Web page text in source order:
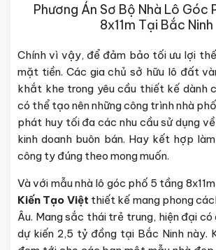
Phương Án Sơ Bộ Nhà Lô Góc
8x11m Tại Bắc Ninh
Chính vì vậy, để đảm bảo tối ưu lợi
mặt tiền. Các gia chủ sở hữu lô đất
khắt khe trong yêu cầu thiết kế dành
có thể tạo nên những công trình nhà
phát huy tối đa các nhu cầu sử dụng
kinh doanh buôn bán. Hay kết hợp
công ty đúng theo mong muốn.
Và với mẫu nhà lô góc phố 5 tầng
Kiến Tạo Việt thiết kế mang phong
Âu. Mang sắc thái trẻ trung, hiện đại
dự kiến 2,5 tỷ đồng tại Bắc Ninh này.